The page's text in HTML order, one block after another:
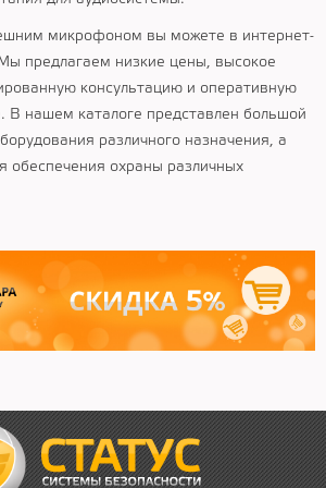
микрофоном вы можете в интернет-
предлагаем низкие цены, высокое
консультацию и оперативную
В нашем каталоге представлен большой
различного назначения, а
обеспечения охраны различных